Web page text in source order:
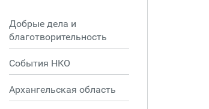
Добрые дела и
благотворительность
События НКО
Архангельская область